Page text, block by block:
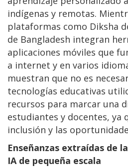
indígenas y remotas.
plataformas como Diksha
de Bangladesh integran
aplicaciones móviles que
a internet y en varios
muestran que no es
tecnologías educativas
recursos para marcar una
estudiantes y docentes, ya
inclusión y las
Enseñanzas extraídas de
IA de pequeña escala